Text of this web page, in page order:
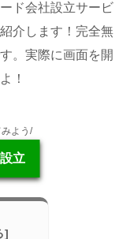
ド会社設立サービ
介します！完全無
。実際に画面を開
！
よう/
立